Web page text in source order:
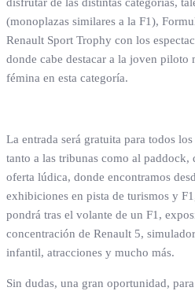
disfrutar de las distintas categorías,
(monoplazas similares a la F1),
Renault Sport Trophy con los
donde cabe destacar a la joven piloto
fémina en esta categoría.
La entrada será gratuita para todos
tanto a las tribunas como al paddock,
oferta lúdica, donde encontramos
exhibiciones en pista de turismos y
pondrá tras el volante de un F1,
concentración de Renault 5,
infantil, atracciones y mucho más.
Sin dudas, una gran oportunidad,